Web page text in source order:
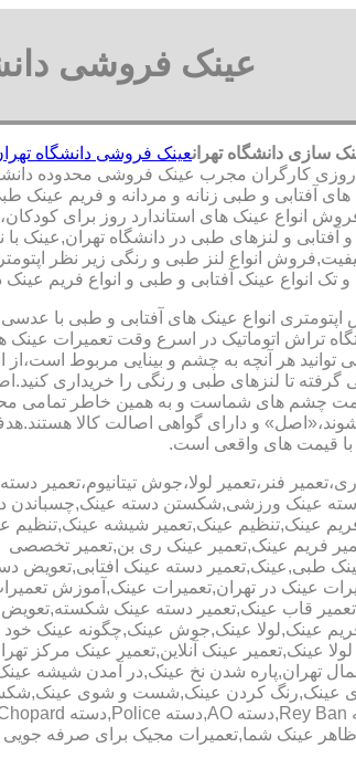
عینک فروشی
سازی دانشگاه تهرانعینک فروشی دانشگاه
روزی کارگران مجرب عینک فروشی محدوده
آفتابی و طبی زنانه و مردانه و فریم عینک
انواع عینک های استاندارد روز برای
و لنزهای طبی در دانشگاه تهران,عینک با
انواع لنز طبی و رنگی زیر نظر
انواع عینک آفتابی و طبی و انواع فریم عینک
اپتومتری انواع عینک های آفتابی و طبی با
دستگاه تراش اتوماتیک در اسرع وقت تعمیرات عینک
هر آنچه به چشم و بینایی مربوط است،از
تا لنزهای طبی و رنگی را خریداری
چشم های شماست و به همین خاطر تمامی
و دارای گواهی اصالت کالا
قیمت های واقعی است.
فنر،تعمیر لولا،جوش تیتانیوم،تعمیر
عینک ورزشی,شکستن دسته عینک,چسباندن
عینک,تنظیم عینک,تعمیر شیشه عینک,تنظیم
فریم عینک,تعمیر عینک ری بن,تعمیر تخصصی
طبی,عینک,تعمیر دسته عینک افتابی,تعویض
عینک در تهران,تعمیرات عینک,آموزش
قاب عینک,تعمیر دسته عینک
عینک,لولا عینک,جوش عینک,چگونه عینک خود
عینک,تعمیر عینک آنلاین,تعمیر عینک مرکز
تهران,پاره شدن نخ عینک,در آمدن شیشه
عینک,رنگ کردن عینک,شست و شوی
ظاهر عینک شما,تعمیرات مجیک برای صرفه